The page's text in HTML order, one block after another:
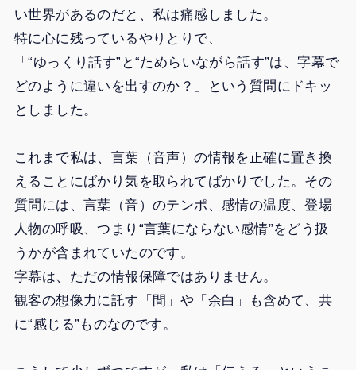
い世界があるのだと、私は痛感しました。
特に心に残っているやりとりで、
「“ゆっくり話す”と“ためらいながら話す”は、字幕で
どのように違いを出すのか？」という質問にドキッ
としました。
これまで私は、言葉（音声）の情報を正確に置き換
えることにばかり気を取られてばかりでした。その
質問には、言葉（音）のテンポ、感情の温度、登場
人物の呼吸、つまり“言葉にならない感情”をどう扱
うかが含まれていたのです。
字幕は、ただの情報保障ではありません。
観客の想像力に託す「間」や「余白」も含めて、共
に“感じる”ものなのです。